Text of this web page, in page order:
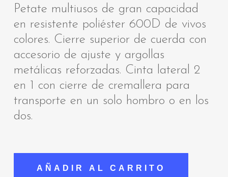
Petate multiusos de gran capacidad
en resistente poliéster 600D de vivos
colores. Cierre superior de cuerda con
accesorio de ajuste y argollas
metálicas reforzadas. Cinta lateral 2
en 1 con cierre de cremallera para
transporte en un solo hombro o en los
dos.
AÑADIR AL CARRITO